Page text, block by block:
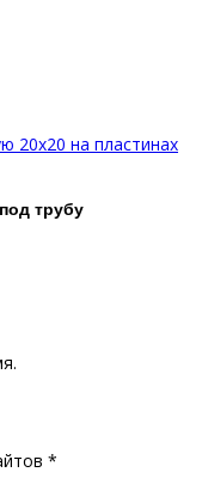
20х20 на пластинах
трубу
*